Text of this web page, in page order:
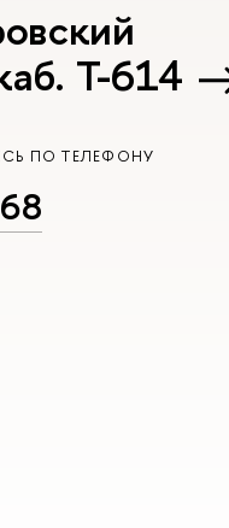
Т-614
ПО ТЕЛЕФОНУ